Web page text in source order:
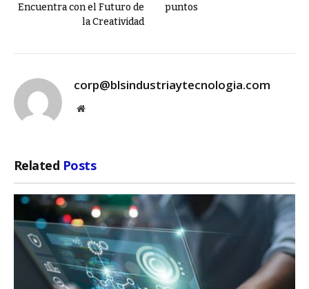
Encuentra con el Futuro de
la Creatividad
puntos
corp@blsindustriaytecnologia.com
Website
Related Posts